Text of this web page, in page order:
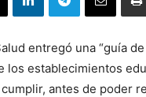
entregó una “guía
los establecimientos
antes de poder